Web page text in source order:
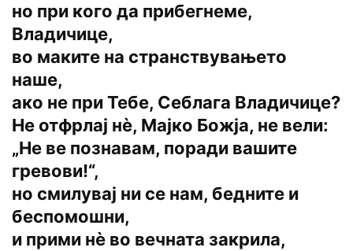
но при кого да прибегнеме,
Владичице,
во маките на странствувањето
наше,
ако не при Тебе, Себлага Владичице?
Не отфрлај нѐ, Мајко Божја, не вели:
„Не ве познавам, поради вашите
гревови!“,
но смилувај ни се нам, бедните и
беспомошни,
и прими нѐ во вечната закрила,